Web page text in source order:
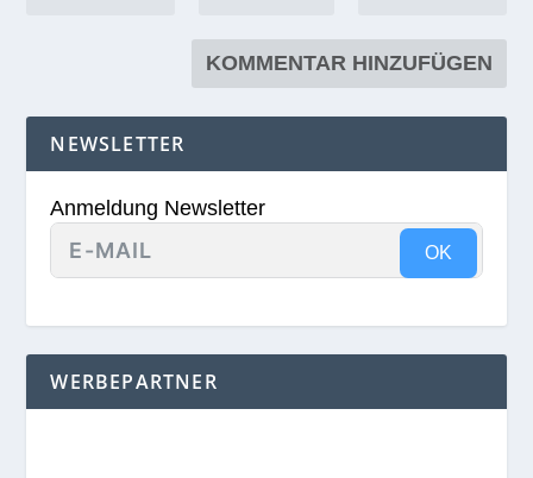
NEWSLETTER
Anmeldung Newsletter
OK
WERBEPARTNER